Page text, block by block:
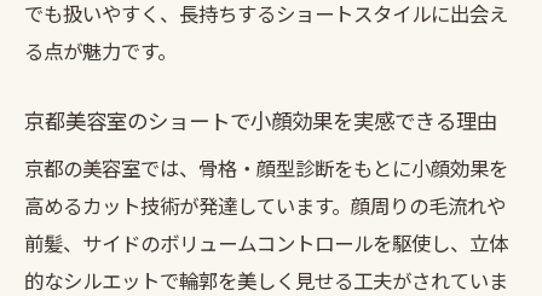
ント
り
京都美容室で叶える一人ひとりの似合わせ
術
京都ショートカット上手い美容室の対応力
でも扱いやすく、長持ちするショートスタイルに出会え
る点が魅力です。
京都美容室のショートで小顔効果を実感できる理由
京都の美容室では、骨格・顔型診断をもとに小顔効果を
高めるカット技術が発達しています。顔周りの毛流れや
前髪、サイドのボリュームコントロールを駆使し、立体
的なシルエットで輪郭を美しく見せる工夫がされていま